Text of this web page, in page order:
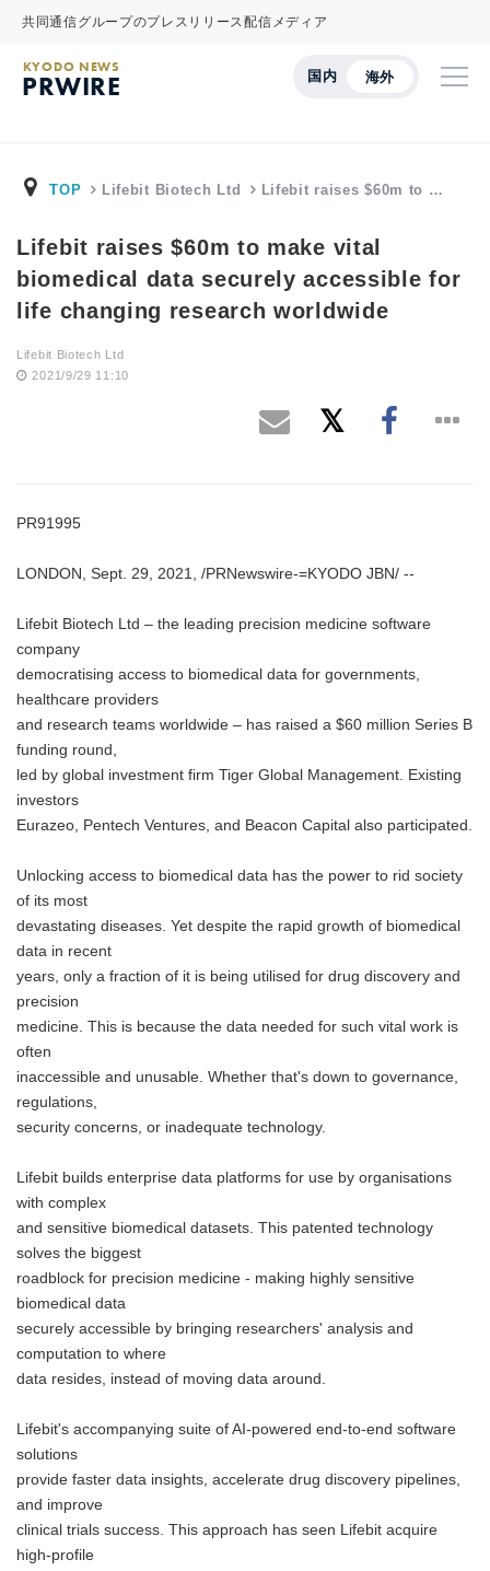
共同通信グループのプレスリリース配信メディア
国内 海外
KYODO NEWS
PRWIRE
TOP Lifebit Biotech Ltd Lifebit raises $60m to …
Lifebit raises $60m to make vital
biomedical data securely accessible for
life changing research worldwide
Lifebit Biotech Ltd
2021/9/29 11:10
PR91995
LONDON, Sept. 29, 2021, /PRNewswire-=KYODO JBN/ --
Lifebit Biotech Ltd – the leading precision medicine software
company
democratising access to biomedical data for governments,
healthcare providers
and research teams worldwide – has raised a $60 million Series B
funding round,
led by global investment firm Tiger Global Management. Existing
investors
Eurazeo, Pentech Ventures, and Beacon Capital also participated.
Unlocking access to biomedical data has the power to rid society
of its most
devastating diseases. Yet despite the rapid growth of biomedical
data in recent
years, only a fraction of it is being utilised for drug discovery and
precision
medicine. This is because the data needed for such vital work is
often
inaccessible and unusable. Whether that's down to governance,
regulations,
security concerns, or inadequate technology.
Lifebit builds enterprise data platforms for use by organisations
with complex
and sensitive biomedical datasets. This patented technology
solves the biggest
roadblock for precision medicine - making highly sensitive
biomedical data
securely accessible by bringing researchers' analysis and
computation to where
data resides, instead of moving data around.
Lifebit's accompanying suite of AI-powered end-to-end software
solutions
provide faster data insights, accelerate drug discovery pipelines,
and improve
clinical trials success. This approach has seen Lifebit acquire
high-profile